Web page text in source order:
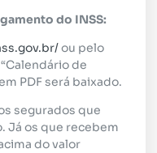
do INSS:
ou pelo
de
PDF será baixado.
segurados que
Já os que recebem
do valor